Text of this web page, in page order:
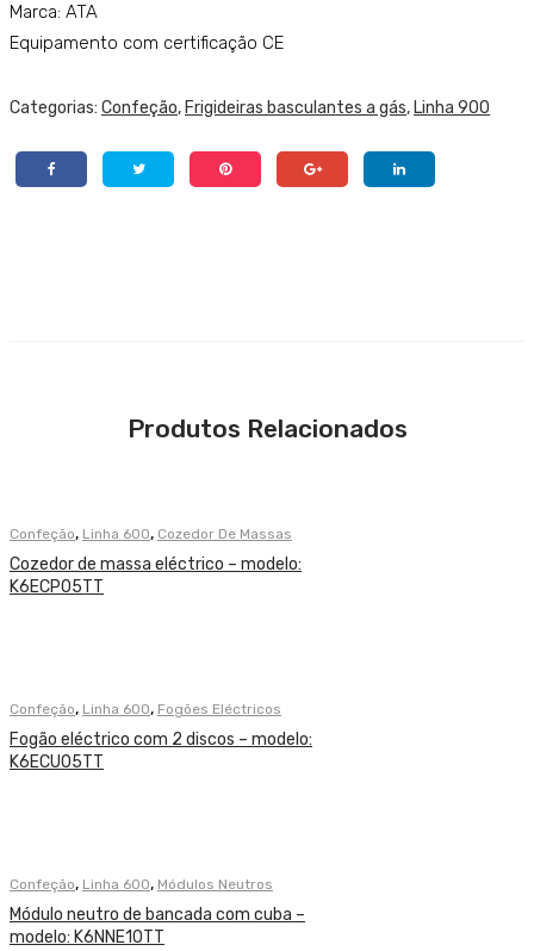
Marca: ATA
Equipamento com certificação CE
Categorias: Confeção, Frigideiras basculantes a gás, Linha 900
Produtos Relacionados
Confeção, Linha 600, Cozedor De Massas
Cozedor de massa eléctrico – modelo:
K6ECP05TT
Confeção, Linha 600, Fogões Eléctricos
Fogão eléctrico com 2 discos – modelo:
K6ECU05TT
Confeção, Linha 600, Módulos Neutros
Módulo neutro de bancada com cuba –
modelo: K6NNE10TT